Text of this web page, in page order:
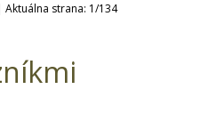
Aktuálna strana: 1/134